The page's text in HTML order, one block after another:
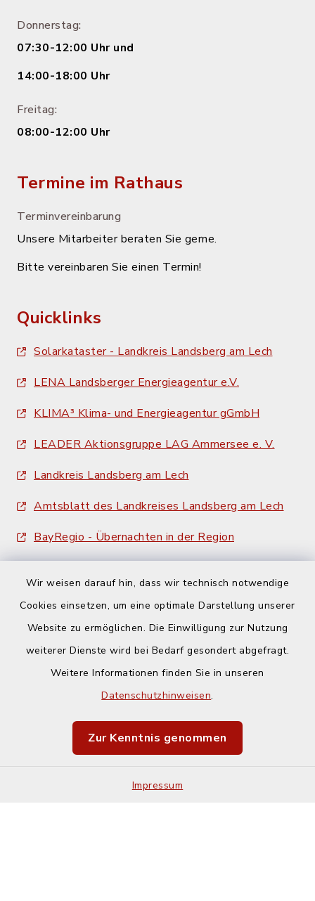
Wir weisen darauf hin, dass wir technisch notwendige
Cookies einsetzen, um eine optimale Darstellung unserer
Website zu ermöglichen. Die Einwilligung zur Nutzung
weiterer Dienste wird bei Bedarf gesondert abgefragt.
Weitere Informationen finden Sie in unseren
Datenschutzhinweisen.
Zur Kenntnis genommen
Impressum
Donnerstag:
07:30-12:00 Uhr und
14:00-18:00 Uhr
Freitag:
08:00-12:00 Uhr
Termine im Rathaus
Terminvereinbarung
Unsere Mitarbeiter beraten Sie gerne.
Bitte vereinbaren Sie einen Termin!
Quicklinks
Solarkataster - Landkreis Landsberg am Lech
LENA Landsberger Energieagentur e.V.
KLIMA³ Klima- und Energieagentur gGmbH
LEADER Aktionsgruppe LAG Ammersee e. V.
Landkreis Landsberg am Lech
Amtsblatt des Landkreises Landsberg am Lech
BayRegio - Übernachten in der Region
Barrierefreiheit
Impressum
Sitemap